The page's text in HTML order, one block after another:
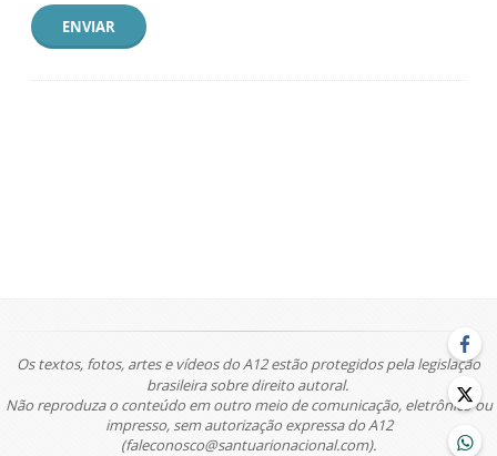
ENVIAR
Os textos, fotos, artes e vídeos do A12 estão protegidos pela legislação
brasileira sobre direito autoral.
Não reproduza o conteúdo em outro meio de comunicação, eletrônico ou
impresso, sem autorização expressa do A12
(faleconosco@santuarionacional.com).